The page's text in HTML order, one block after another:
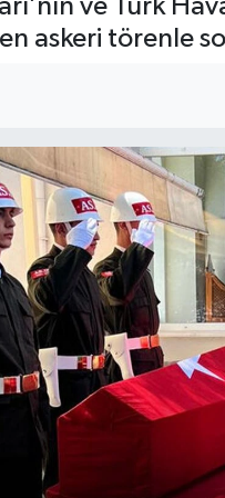
ve Türk
askeri törenle